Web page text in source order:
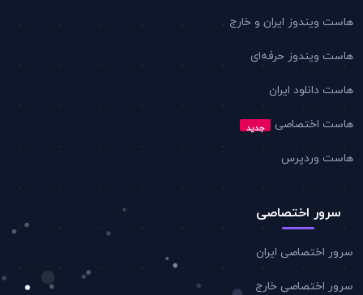
هاست ویندوز ایران و خارج
هاست ویندوز حرفه‌ای
هاست دانلود ایران
هاست اختصاصی جدید
هاست وردپرس
سرور اختصاصی
سرور اختصاصی ایران
سرور اختصاصی خارج